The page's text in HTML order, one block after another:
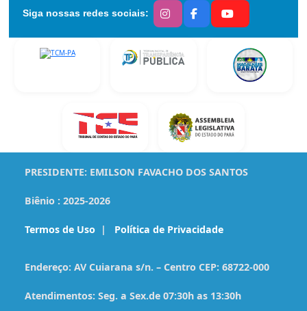
Siga nossas redes sociais:
PRESIDENTE: EMILSON FAVACHO DOS SANTOS
Biênio : 2025-2026
Termos de Uso | Política de Privacidade
Endereço: AV Cuiarana s/n. – Centro CEP: 68722-000
Atendimentos: Seg. a Sex.de 07:30h as 13:30h